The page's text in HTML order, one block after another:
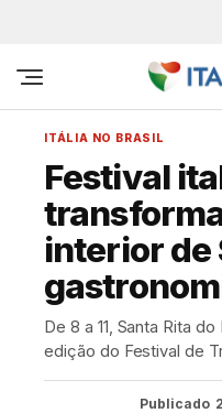
ITÁLIA NO BRASIL
Festival
interior de
De 8 a 11, Santa Rita
edição do Festival de
Publicado